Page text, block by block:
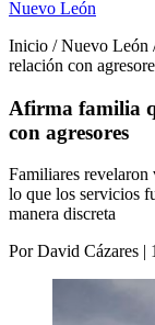
Nuevo León
Inicio / Nuevo León
relación con
Afirma familia
con agresores
Familiares revelaron
lo que los servicios
manera discreta
Por David Cázares |